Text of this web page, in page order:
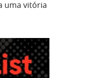
uma vitória